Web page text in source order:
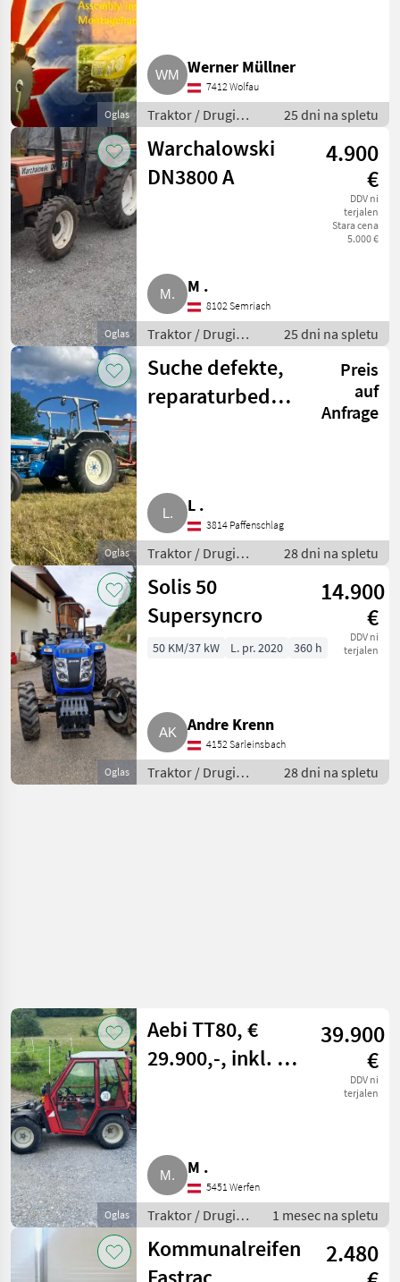
Oglas
Werner Müllner
7412 Wolfau
Traktor / Drugi
traktor
25 dni na spletu
Oglas
Warchalowski
DN3800 A
4.900
€
DDV ni
terjalen
Stara cena
5.000 €
M .
8102 Semriach
Traktor / Drugi
traktor
25 dni na spletu
Oglas
Suche defekte,
reparaturbedürftige
Preis
auf
Anfrage
L .
3814 Paffenschlag
Traktor / Drugi
traktor
28 dni na spletu
Oglas
Solis 50
Supersyncro
14.900
€
DDV ni
terjalen
50 KM/37 kW L. pr. 2020 360 h
Andre Krenn
4152 Sarleinsbach
Traktor / Drugi
traktor
28 dni na spletu
Oglas
Aebi TT80, €
29.900,-, inkl. 4
39.900
€
DDV ni
terjalen
M .
5451 Werfen
Traktor / Drugi
traktor
1 mesec na spletu
Kommunalreifen
2.480